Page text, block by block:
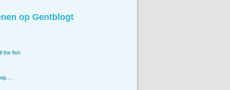
op Gentblogt
the fish